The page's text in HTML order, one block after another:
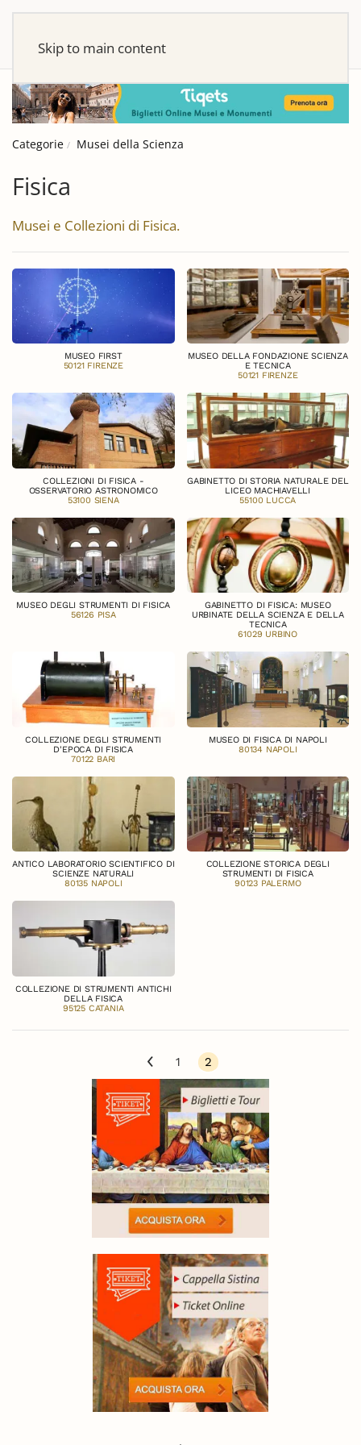
Skip to main content
Categorie Musei della Scienza
Fisica
Musei e Collezioni di Fisica.
MUSEO FIRST
50121 FIRENZE
MUSEO DELLA FONDAZIONE SCIENZA
E TECNICA
50121 FIRENZE
COLLEZIONI DI FISICA -
OSSERVATORIO ASTRONOMICO
53100 SIENA
GABINETTO DI STORIA NATURALE DEL
LICEO MACHIAVELLI
55100 LUCCA
MUSEO DEGLI STRUMENTI DI FISICA
56126 PISA
GABINETTO DI FISICA: MUSEO
URBINATE DELLA SCIENZA E DELLA
TECNICA
61029 URBINO
COLLEZIONE DEGLI STRUMENTI
D'EPOCA DI FISICA
70122 BARI
MUSEO DI FISICA DI NAPOLI
80134 NAPOLI
ANTICO LABORATORIO SCIENTIFICO DI
SCIENZE NATURALI
80135 NAPOLI
COLLEZIONE STORICA DEGLI
STRUMENTI DI FISICA
90123 PALERMO
COLLEZIONE DI STRUMENTI ANTICHI
DELLA FISICA
95125 CATANIA
1 2